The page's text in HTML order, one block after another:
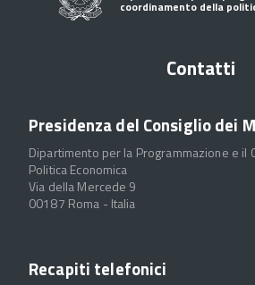
coordinamento della
Contatti
Presidenza del Consiglio dei
Dipartimento per la Programmazione e il
Politica Economica
Via della Mercede 9
00187 Roma - Italia
Recapiti telefonici